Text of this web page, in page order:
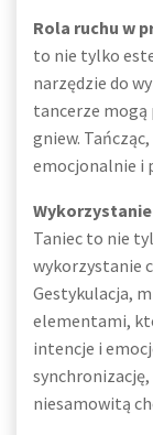
Rola ruchu w
to nie tylko
narzędzie do
tancerze mogą
gniew.
emocjonalnie i
Taniec to nie
wykorzystanie
Gestykulacja,
elementami,
intencje i
niesamowitą